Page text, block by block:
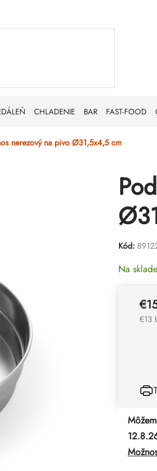
CHLADENIE BAR FAST-FOOD
nerezový na pivo Ø31,5x4,5 cm
Kód:
Na sklade
€13